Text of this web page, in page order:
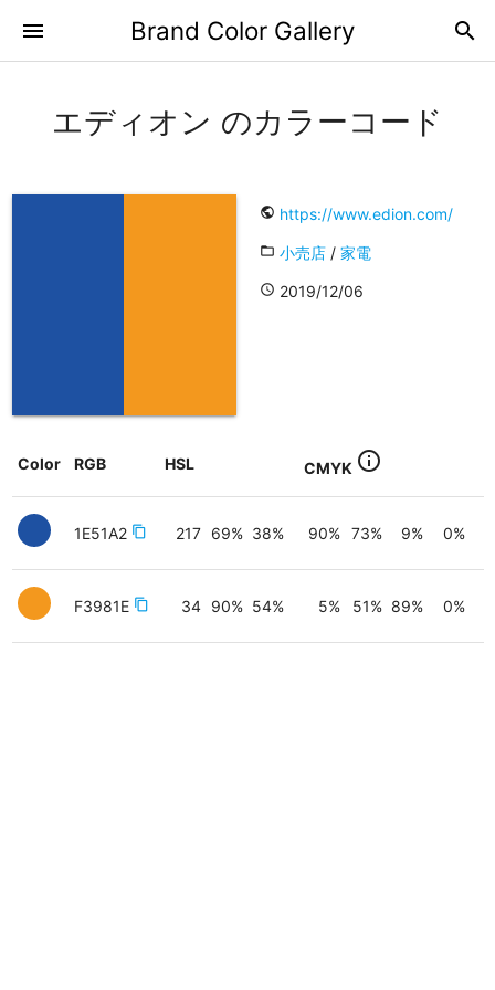
Brand Color Gallery search
menu
エディオン のカラーコード
public https://www.edion.com/
folder_open 小売店 / 家電
access_time 2019/12/06
Color RGB HSL CMYK info_outline
1E51A2 content_copy 217 69% 38% 90% 73% 9% 0%
F3981E content_copy 34 90% 54% 5% 51% 89% 0%